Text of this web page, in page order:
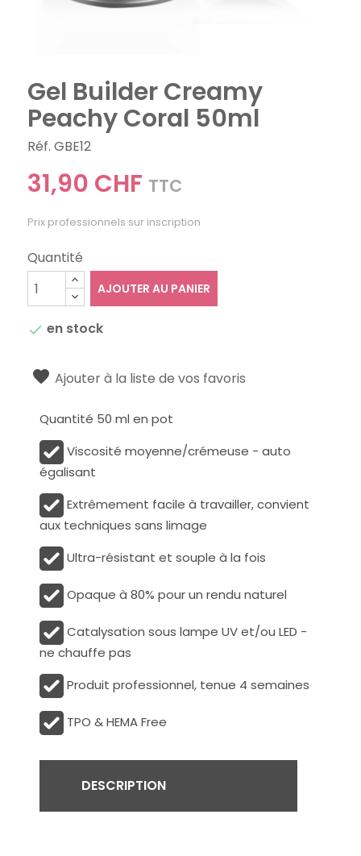
Gel Builder Creamy
Peachy Coral 50ml
Réf. GBE12
31,90 CHF TTC
Prix professionnels sur inscription
Quantité
AJOUTER AU PANIER
 en stock
Ajouter à la liste de vos favoris
Quantité 50 ml en pot
Viscosité moyenne/crémeuse - auto
égalisant
Extrêmement facile à travailler, convient
aux techniques sans limage
Ultra-résistant et souple à la fois
Opaque à 80% pour un rendu naturel
Catalysation sous lampe UV et/ou LED -
ne chauffe pas
Produit professionnel, tenue 4 semaines
TPO & HEMA Free
DESCRIPTION